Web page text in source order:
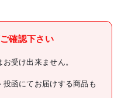
くし
つくし ヘルメット用ステッ
ー 新規入場者教育修了証
確認下さい
受け出来ません。
函にてお届けする商品も